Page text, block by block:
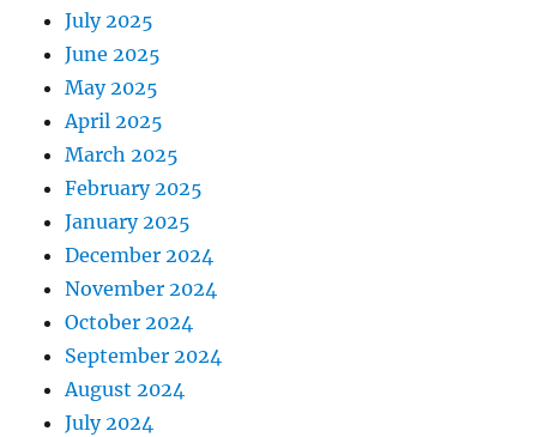
July 2025
June 2025
May 2025
April 2025
March 2025
February 2025
January 2025
December 2024
November 2024
October 2024
September 2024
August 2024
July 2024